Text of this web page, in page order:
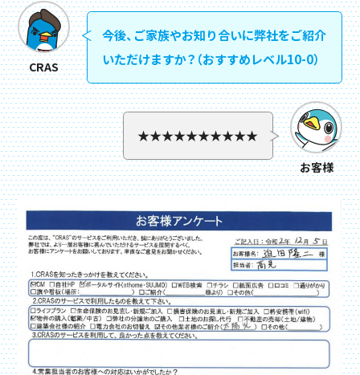
CRAS
今後、ご家族やお知り合いに弊社をご紹介
いただけますか？（おすすめレベル10-0）
お客様
★★★★★★★★★★